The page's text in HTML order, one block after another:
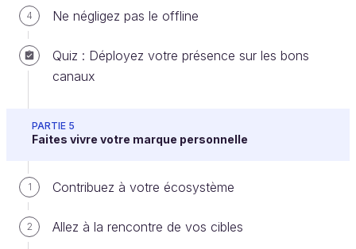
4 Ne négligez pas le offline
Quiz : Déployez votre présence sur les bons
canaux
PARTIE 5
Faites vivre votre marque personnelle
1 Contribuez à votre écosystème
2 Allez à la rencontre de vos cibles
La fidélisation
En ayant un ton qui vous est propre et un rythme de
éditoriale vadonner envie à vos lecteurs de vous
retrouver régulièrement
vos prises de parole et décideront de vous lire car ils
savent à quoi s’attendre, et que cela leur convient.
La différenciation